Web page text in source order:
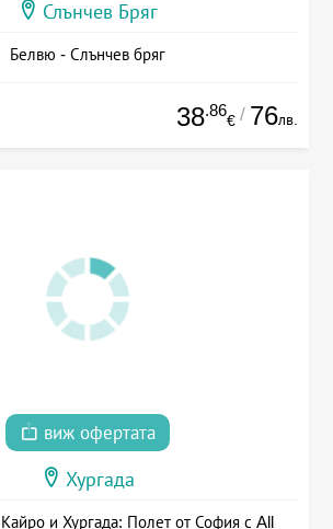
Слънчев Бряг
Белвю - Слънчев бряг
38.86
€ / 76лв.
виж офертата
Хургада
и Хургада: Полет от София с All